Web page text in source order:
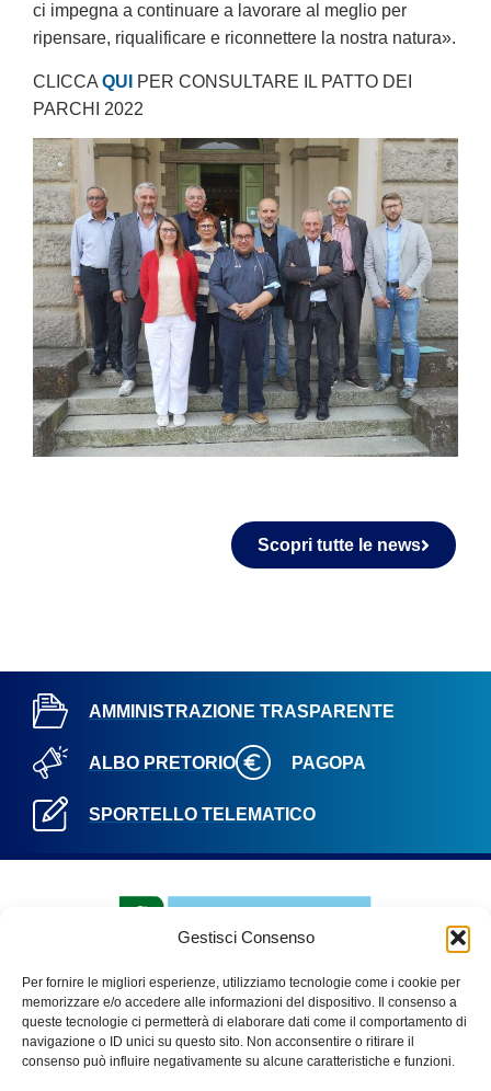
Gestisci Consenso
Per fornire le migliori esperienze, utilizziamo tecnologie come i cookie per
memorizzare e/o accedere alle informazioni del dispositivo. Il consenso a
queste tecnologie ci permetterà di elaborare dati come il comportamento di
navigazione o ID unici su questo sito. Non acconsentire o ritirare il
consenso può influire negativamente su alcune caratteristiche e funzioni.
ci impegna a continuare a lavorare al meglio per
ripensare, riqualificare e riconnettere la nostra natura».
CLICCA QUI
PER CONSULTARE IL PATTO DEI
PARCHI 2022
Scopri tutte le news
AMMINISTRAZIONE TRASPARENTE
ALBO PRETORIO PAGOPA
SPORTELLO TELEMATICO
PARCO ADDA NORD